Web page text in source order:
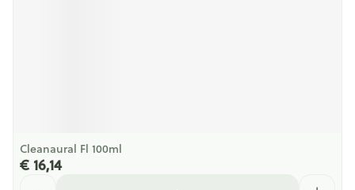
Cleanaural Fl 100ml
€ 16,14